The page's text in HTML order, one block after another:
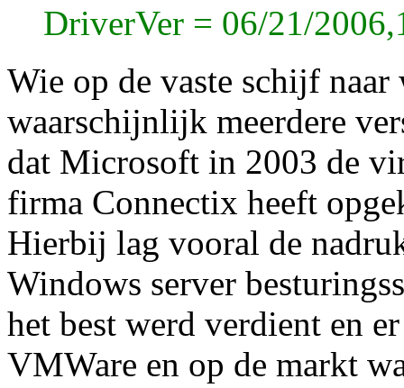
DriverVer = 06/21/
Wie op de vaste schijf
waarschijnlijk meerdere
dat Microsoft in 2003 de
firma Connectix heeft
Hierbij lag vooral de
Windows server
het best werd verdient en
VMWare en op de markt